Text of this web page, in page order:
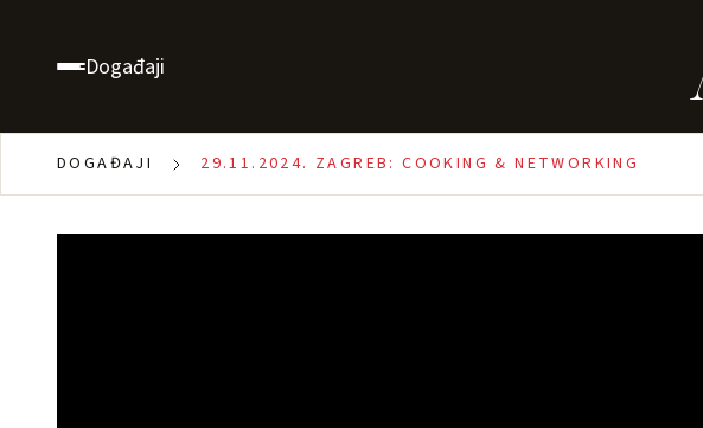
Događaji
DOGAĐAJI 29.11.2024. ZAGREB: COOKING & NETWORKING